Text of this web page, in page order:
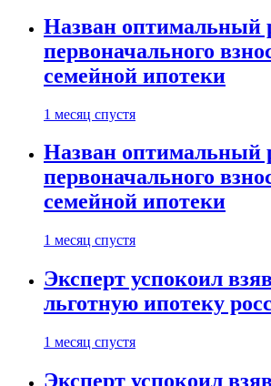
Назван оптимальный
первоначального
семейной ипотеки
1 месяц спустя
Назван оптимальный
первоначального
семейной ипотеки
1 месяц спустя
Эксперт успокоил
льготную ипотеку
1 месяц спустя
Эксперт успокоил